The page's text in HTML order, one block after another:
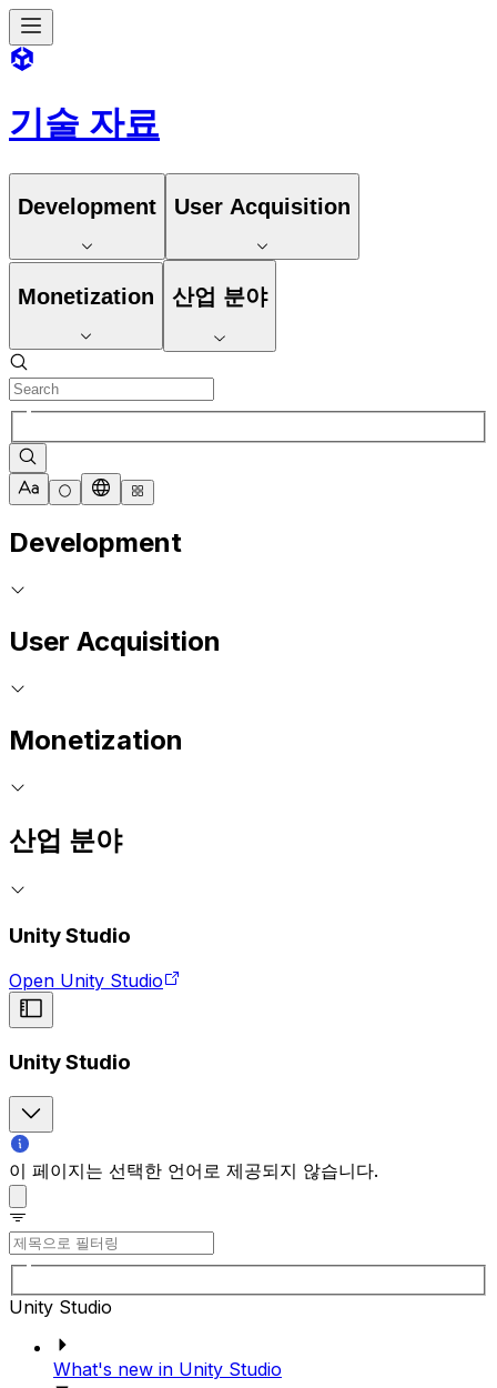
기술 자료
Development User Acquisition
Monetization 산업 분야
Development
User Acquisition
Monetization
산업 분야
Unity Studio
Open Unity Studio
Unity Studio
이 페이지는 선택한 언어로 제공되지 않습니다.
Unity Studio
What's new in Unity Studio